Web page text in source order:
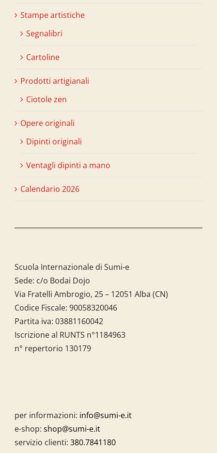
Stampe artistiche
Segnalibri
Cartoline
Prodotti artigianali
Ciotole zen
Opere originali
Dipinti originali
Ventagli dipinti a mano
Calendario 2026
Scuola Internazionale di Sumi-e
Sede: c/o Bodai Dojo
Via Fratelli Ambrogio, 25 – 12051 Alba (CN)
Codice Fiscale: 90058320046
Partita iva: 03881160042
Iscrizione al RUNTS n°1184963
n° repertorio 130179
per informazioni: info@sumi-e.it
e-shop: shop@sumi-e.it
servizio clienti: 380.7841180